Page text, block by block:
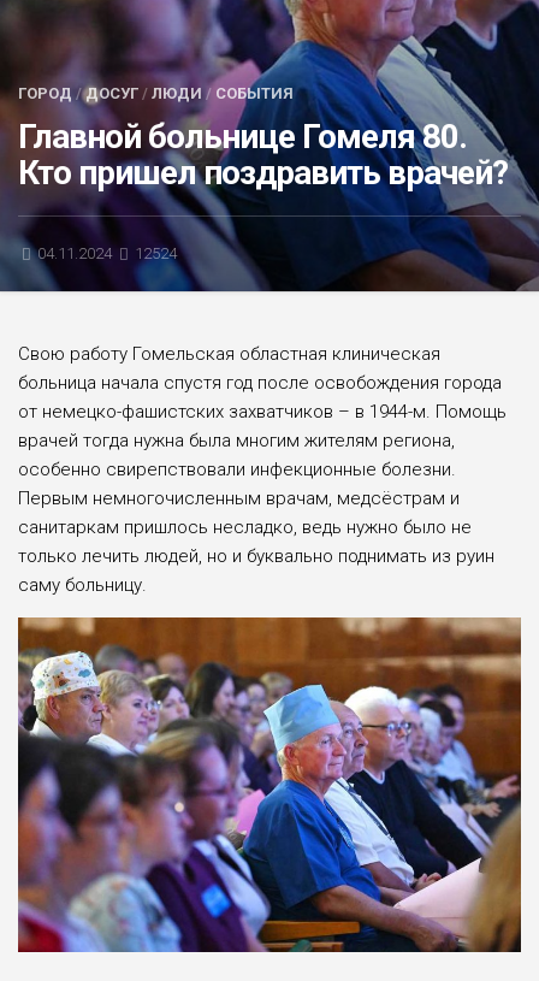
БЛИЦ-ОПРОС
АФИША
ГОРОД /ДОСУГ / ЛЮДИ / СОБЫТИЯ
Главной больнице Гомеля 80.
Кто пришел поздравить врачей?
04.11.2024 12524
Свою работу Гомельская областная клиническая
больница начала спустя год после освобождения города
от немецко-фашистских захватчиков – в 1944-м. Помощь
врачей тогда нужна была многим жителям региона,
особенно свирепствовали инфекционные болезни.
Первым немногочисленным врачам, медсёстрам и
санитаркам пришлось несладко, ведь нужно было не
только лечить людей, но и буквально поднимать из руин
саму больницу.